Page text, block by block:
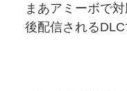
まあアミーボで
後配信される